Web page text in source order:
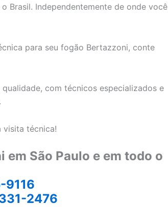
Brasil. Independentemente de onde você
para seu fogão Bertazzoni, conte
com técnicos especializados e
visita técnica!
São Paulo e em todo o
9116
2476